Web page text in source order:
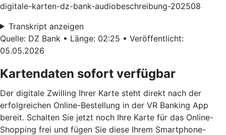
digitale-karten-dz-bank-audiobeschreibung-202508
Transkript anzeigen
Quelle: DZ Bank • Länge: 02:25 • Veröffentlicht:
05.05.2026
Kartendaten sofort verfügbar
Der digitale Zwilling Ihrer Karte steht direkt nach der
erfolgreichen Online-Bestellung in der VR Banking App
bereit. Schalten Sie jetzt noch Ihre Karte für das Online-
Shopping frei und fügen Sie diese Ihrem Smartphone-